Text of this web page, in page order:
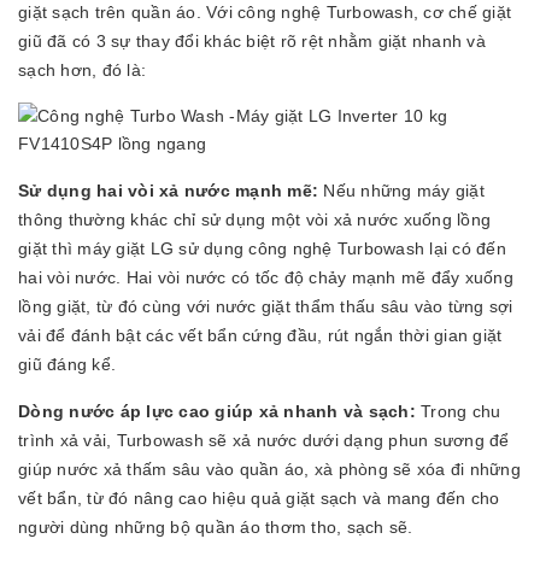
giặt sạch trên quần áo. Với công nghệ Turbowash, cơ chế giặt
giũ đã có 3 sự thay đổi khác biệt rõ rệt nhằm giặt nhanh và
sạch hơn, đó là:
Sử dụng hai vòi xả nước mạnh mẽ: Nếu những máy giặt
thông thường khác chỉ sử dụng một vòi xả nước xuống lồng
giặt thì máy giặt LG sử dụng công nghệ Turbowash lại có đến
hai vòi nước. Hai vòi nước có tốc độ chảy mạnh mẽ đẩy xuống
lồng giặt, từ đó cùng với nước giặt thẩm thấu sâu vào từng sợi
vải để đánh bật các vết bẩn cứng đầu, rút ngắn thời gian giặt
giũ đáng kể.
Dòng nước áp lực cao giúp xả nhanh và sạch: Trong chu
trình xả vải, Turbowash sẽ xả nước dưới dạng phun sương để
giúp nước xả thấm sâu vào quần áo, xà phòng sẽ xóa đi những
vết bẩn, từ đó nâng cao hiệu quả giặt sạch và mang đến cho
người dùng những bộ quần áo thơm tho, sạch sẽ.